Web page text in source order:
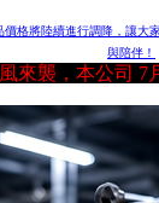
格將陸續進行調降，讓大
與陪伴！
來襲，本公司 7